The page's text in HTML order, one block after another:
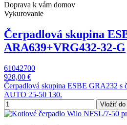
Doprava k vám domov
Vykurovanie
Čerpadlová skupina
ARA639+VRG432-32-G
61042700
928,00 €
Čerpadlová skupina ESBE GRA232 s
AUTO 25-50 130.
Vložiť